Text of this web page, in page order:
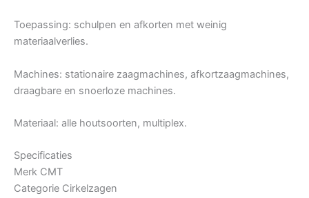
Toepassing: schulpen en afkorten met weinig
materiaalverlies.
Machines: stationaire zaagmachines, afkortzaagmachines,
draagbare en snoerloze machines.
Materiaal: alle houtsoorten, multiplex.
Specificaties
Merk CMT
Categorie Cirkelzagen